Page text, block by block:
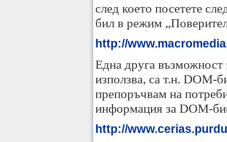
след което посетете
бил в режим
http://
Една друга възможност
използва, са т.н. DOM-
препоръчвам на
информация за DOM-
http://